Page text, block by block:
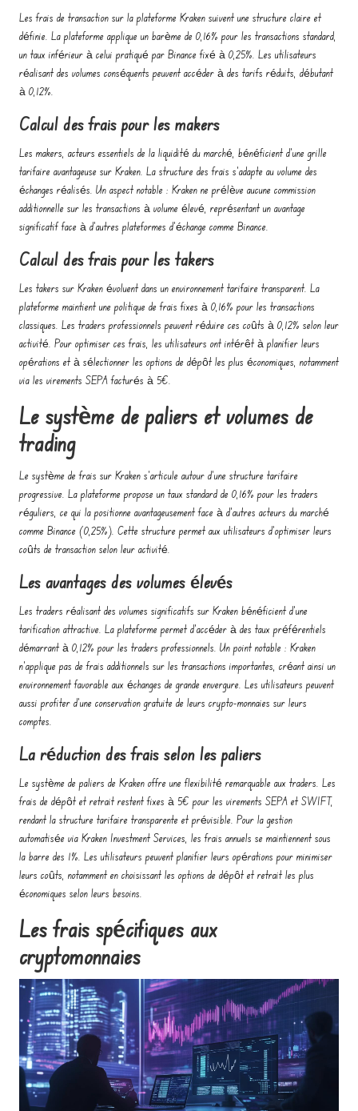
Les frais de transaction sur la plateforme Kraken suivent une structure claire et
définie. La plateforme applique un barème de 0,16% pour les transactions standard,
un taux inférieur à celui pratiqué par Binance fixé à 0,25%. Les utilisateurs
réalisant des volumes conséquents peuvent accéder à des tarifs réduits, débutant
à 0,12%.
Calcul des frais pour les makers
Les makers, acteurs essentiels de la liquidité du marché, bénéficient d'une grille
tarifaire avantageuse sur Kraken. La structure des frais s'adapte au volume des
échanges réalisés. Un aspect notable : Kraken ne prélève aucune commission
additionnelle sur les transactions à volume élevé, représentant un avantage
significatif face à d'autres plateformes d'échange comme Binance.
Calcul des frais pour les takers
Les takers sur Kraken évoluent dans un environnement tarifaire transparent. La
plateforme maintient une politique de frais fixes à 0,16% pour les transactions
classiques. Les traders professionnels peuvent réduire ces coûts à 0,12% selon leur
activité. Pour optimiser ces frais, les utilisateurs ont intérêt à planifier leurs
opérations et à sélectionner les options de dépôt les plus économiques, notamment
via les virements SEPA facturés à 5€.
Le système de paliers et volumes de
trading
Le système de frais sur Kraken s'articule autour d'une structure tarifaire
progressive. La plateforme propose un taux standard de 0,16% pour les traders
réguliers, ce qui la positionne avantageusement face à d'autres acteurs du marché
comme Binance (0,25%). Cette structure permet aux utilisateurs d'optimiser leurs
coûts de transaction selon leur activité.
Les avantages des volumes élevés
Les traders réalisant des volumes significatifs sur Kraken bénéficient d'une
tarification attractive. La plateforme permet d'accéder à des taux préférentiels
démarrant à 0,12% pour les traders professionnels. Un point notable : Kraken
n'applique pas de frais additionnels sur les transactions importantes, créant ainsi un
environnement favorable aux échanges de grande envergure. Les utilisateurs peuvent
aussi profiter d'une conservation gratuite de leurs crypto-monnaies sur leurs
comptes.
La réduction des frais selon les paliers
Le système de paliers de Kraken offre une flexibilité remarquable aux traders. Les
frais de dépôt et retrait restent fixes à 5€ pour les virements SEPA et SWIFT,
rendant la structure tarifaire transparente et prévisible. Pour la gestion
automatisée via Kraken Investment Services, les frais annuels se maintiennent sous
la barre des 1%. Les utilisateurs peuvent planifier leurs opérations pour minimiser
leurs coûts, notamment en choisissant les options de dépôt et retrait les plus
économiques selon leurs besoins.
Les frais spécifiques aux
cryptomonnaies